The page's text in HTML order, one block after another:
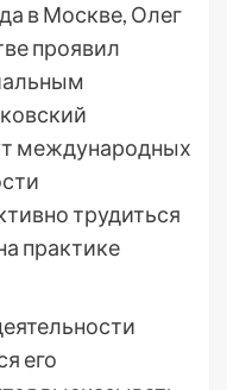
в Москве, Олег
проявил
международных
трудиться
практике
его